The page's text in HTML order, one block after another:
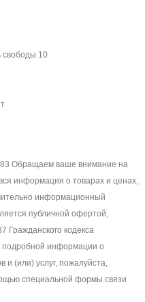
свободы 10
Обращаем ваше внимание на
информация о товарах и ценах,
информационный
публичной офертой,
Гражданского кодекса
подробной информации о
и (или) услуг, пожалуйста,
специальной формы связи